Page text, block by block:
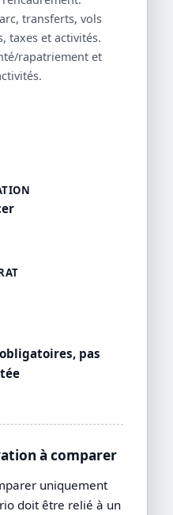
transferts, vols
taxes et activités.
rapatriement et
pas
à comparer
uniquement
doit être relié à un